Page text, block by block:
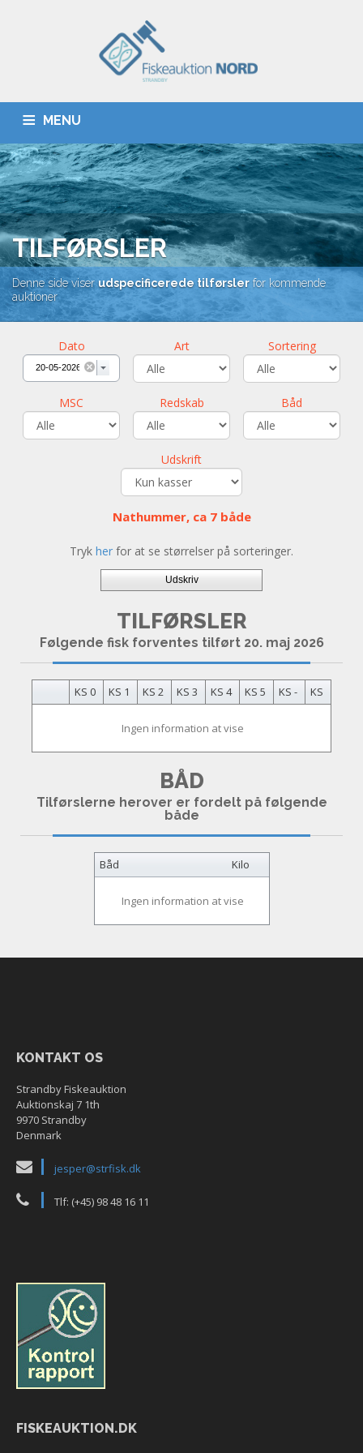
MENU
FORSIDE TILFØRSLER PRISER SORTERINGER MSC
KONTAKT FISKEAUKTION.DK
TILFØRSLER
Denne side viserudspecificerede tilførsler for kommende
auktioner
Dato Art Sortering
MSC Redskab Båd
Udskrift
Nathummer, ca 7 både
Tryk her for at se størrelser på sorteringer.
Udskriv
TILFØRSLER
Følgende fisk forventes tilført 20. maj 2026
KS 0 KS 1 KS 2 KS 3 KS 4 KS 5 KS - KS
Ingen information at vise
BÅD
Tilførslerne herover er fordelt på følgende
både
Båd Kilo
Ingen information at vise
KONTAKT OS
Strandby Fiskeauktion
Auktionskaj 7 1th
9970 Strandby
Denmark
jesper@strfisk.dk
Tlf: (+45) 98 48 16 11
FISKEAUKTION.DK